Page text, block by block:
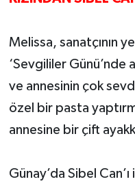
Melissa, sanatçının
‘Sevgililer Günü’nde
ve annesinin çok
özel bir pasta
annesine bir çift
Günay’da Sibel